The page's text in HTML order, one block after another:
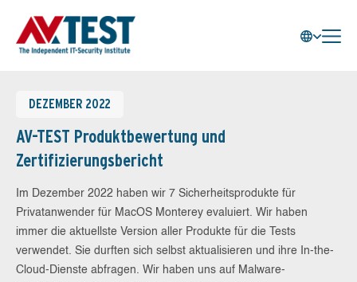
DEZEMBER 2022
AV-TEST Produktbewertung und
Zertifizierungsbericht
Im Dezember 2022 haben wir 7 Sicherheitsprodukte für
Privatanwender für MacOS Monterey evaluiert. Wir haben
immer die aktuellste Version aller Produkte für die Tests
verwendet. Sie durften sich selbst aktualisieren und ihre In-the-
Cloud-Dienste abfragen. Wir haben uns auf Malware-